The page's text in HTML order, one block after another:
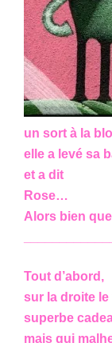
un sort à la
elle a levé sa
et a dit
Rose…
Alors bien
Tout d’abord,
sur la droite le
superbe
mais qui